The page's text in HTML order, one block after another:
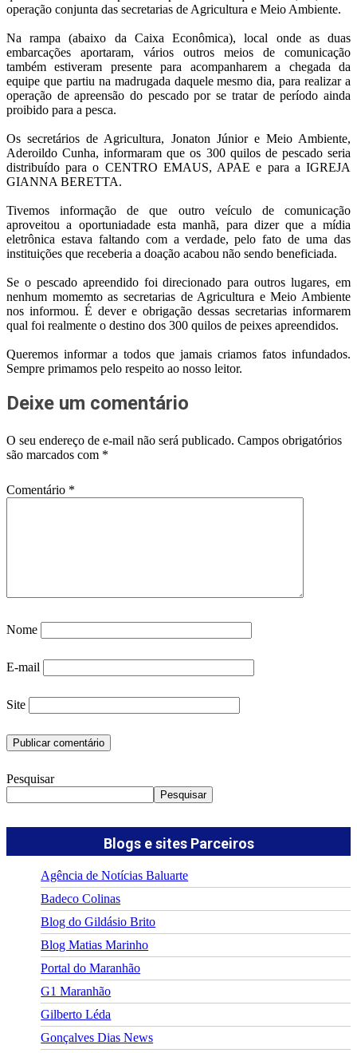
operação conjunta das secretarias de Agricultura e Meio Ambiente.
Na rampa (abaixo da Caixa Econômica), local onde as duas
embarcações aportaram, vários outros meios de comunicação
também estiveram presente para acompanharem a chegada da
equipe que partiu na madrugada daquele mesmo dia, para realizar a
operação de apreensão do pescado por se tratar de período ainda
proibido para a pesca.
Os secretários de Agricultura, Jonaton Júnior e Meio Ambiente,
Aderoildo Cunha, informaram que os 300 quilos de pescado seria
distribuído para o CENTRO EMAUS, APAE e para a IGREJA
GIANNA BERETTA.
Tivemos informação de que outro veículo de comunicação
aproveitou a oportuniadade esta manhã, para dizer que a mídia
eletrônica estava faltando com a verdade, pelo fato de uma das
instituições que receberia a doação acabou não sendo beneficiada.
Se o pescado apreendido foi direcionado para outros lugares, em
nenhum momemto as secretarias de Agricultura e Meio Ambiente
nos informou. É dever e obrigação dessas secretarias informarem
qual foi realmente o destino dos 300 quilos de peixes apreendidos.
Queremos informar a todos que jamais criamos fatos infundados.
Sempre primamos pelo respeito ao nosso leitor.
Deixe um comentário
O seu endereço de e-mail não será publicado. Campos obrigatórios
são marcados com *
Comentário *
Nome
E-mail
Site
Pesquisar
Pesquisar
Blogs e sites Parceiros
Agência de Notícias Baluarte
Badeco Colinas
Blog do Gildásio Brito
Blog Matias Marinho
Portal do Maranhão
G1 Maranhão
Gilberto Léda
Gonçalves Dias News